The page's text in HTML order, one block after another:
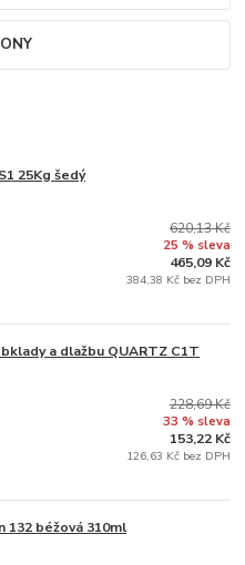
25Kg šedý
620,13 Kč
25 % sleva
465,09 Kč
384,38 Kč bez DPH
a dlažbu QUARTZ C1T
228,69 Kč
33 % sleva
153,22 Kč
126,63 Kč bez DPH
132 béžová 310ml